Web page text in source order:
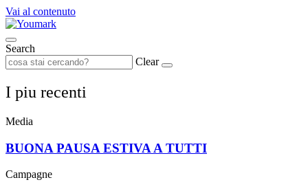
Vai al contenuto
Search
Clear
I piu recenti
Media
BUONA PAUSA ESTIVA A TUTTI
Campagne